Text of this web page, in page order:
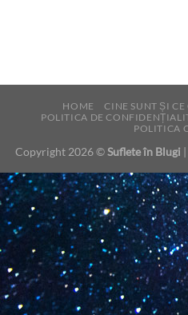
HOME CINE SUNT ȘI CE
POLITICA DE
POLITICA
Copyright 2026 ©Suflete în Blugi